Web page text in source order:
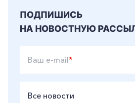
ПОДПИШИСЬ
НА НОВОСТНУЮ
Ваш e-mail*
Все новости